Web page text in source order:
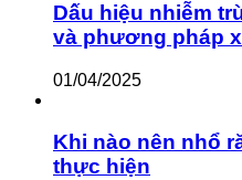
Dấu hiệu nhiễm
và phương pháp
01/04/2025
Khi nào nên nhổ
thực hiện